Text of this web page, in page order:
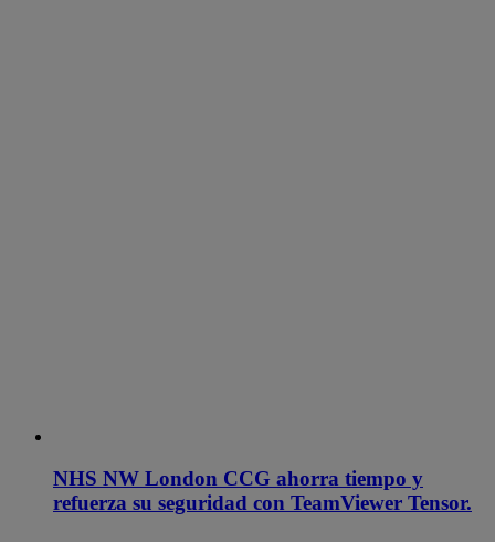
NHS NW London CCG ahorra tiempo y
refuerza su seguridad con TeamViewer Tensor.